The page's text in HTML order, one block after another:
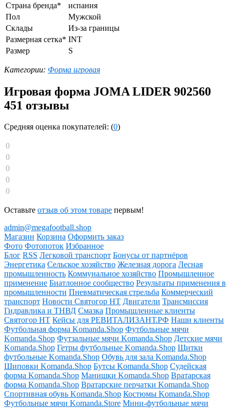
Страна бренда*
испания
Пол
Мужской
Склады
Из-за границы
Размерная сетка* INT
Размер
S
Категории: Форма игровая
Игровая форма JOMA LIDER 902560
451 отзывы
Средняя оценка покупателей: (0)
0
0
0
0
0
Оставьте отзыв об этом товаре первым!
admin@megafootball.shop
Магазин Корзина Оформить заказ
Фото Фотопоток Избранное
Блог RSS Легковой транспорт Бонусы от партнёров
Энергетика Сельское хозяйство Железная дорога Лесная
промышленность Коммунальное хозяйство Промышленное
применение Биатлонное сообщество Результаты применения в
промышленности Пневматическая стрельба Коммерческий
транспорт Новости Святогор НТ Двигатели Трансмиссия
Гидравлика и ТНВД Смазка Промышленные клиенты
Святогор НТ Кейсы для РЕВИТАЛИЗАНТ.РФ Наши клиенты
Футбольная форма Komanda.Shop Футбольные мячи
Komanda.Shop Футзальные мячи Komanda.Shop Детские мячи
Komanda.Shop Гетры футбольные Komanda.Shop Щитки
футбольные Komanda.Shop Обувь для зала Komanda.Shop
Шиповки Komanda.Shop Бутсы Komanda.Shop Судейская
форма Komanda.Shop Манишки Komanda.Shop Вратарская
форма Komanda.Shop Вратарские перчатки Komanda.Shop
Спортивная обувь Komanda.Shop Костюмы Komanda.Shop
Футбольные мячи Komanda.Store Мини-футбольные мячи